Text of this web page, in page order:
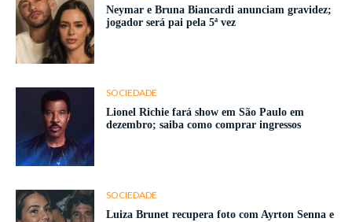
Neymar e Bruna Biancardi anunciam gravidez;
jogador será pai pela 5ª vez
SOCIEDADE
Lionel Richie fará show em São Paulo em
dezembro; saiba como comprar ingressos
SOCIEDADE
Luiza Brunet recupera foto com Ayrton Senna e